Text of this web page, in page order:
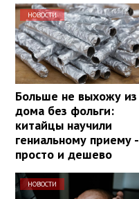
НОВОСТИ
Больше не выхожу из
дома без фольги:
китайцы научили
гениальному приему -
просто и дешево
НОВОСТИ